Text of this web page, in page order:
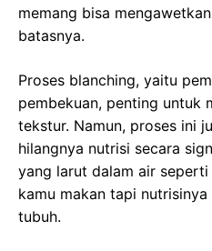
memang bisa
batasnya.
Proses blanching, yaitu
pembekuan, penting untuk
tekstur. Namun, proses ini
hilangnya nutrisi secara
yang larut dalam air
kamu makan tapi
tubuh.